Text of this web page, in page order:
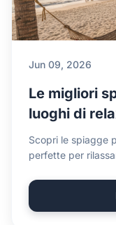
Jun 09, 2026
Le migliori
luoghi di
Scopri le spiagge
perfette per